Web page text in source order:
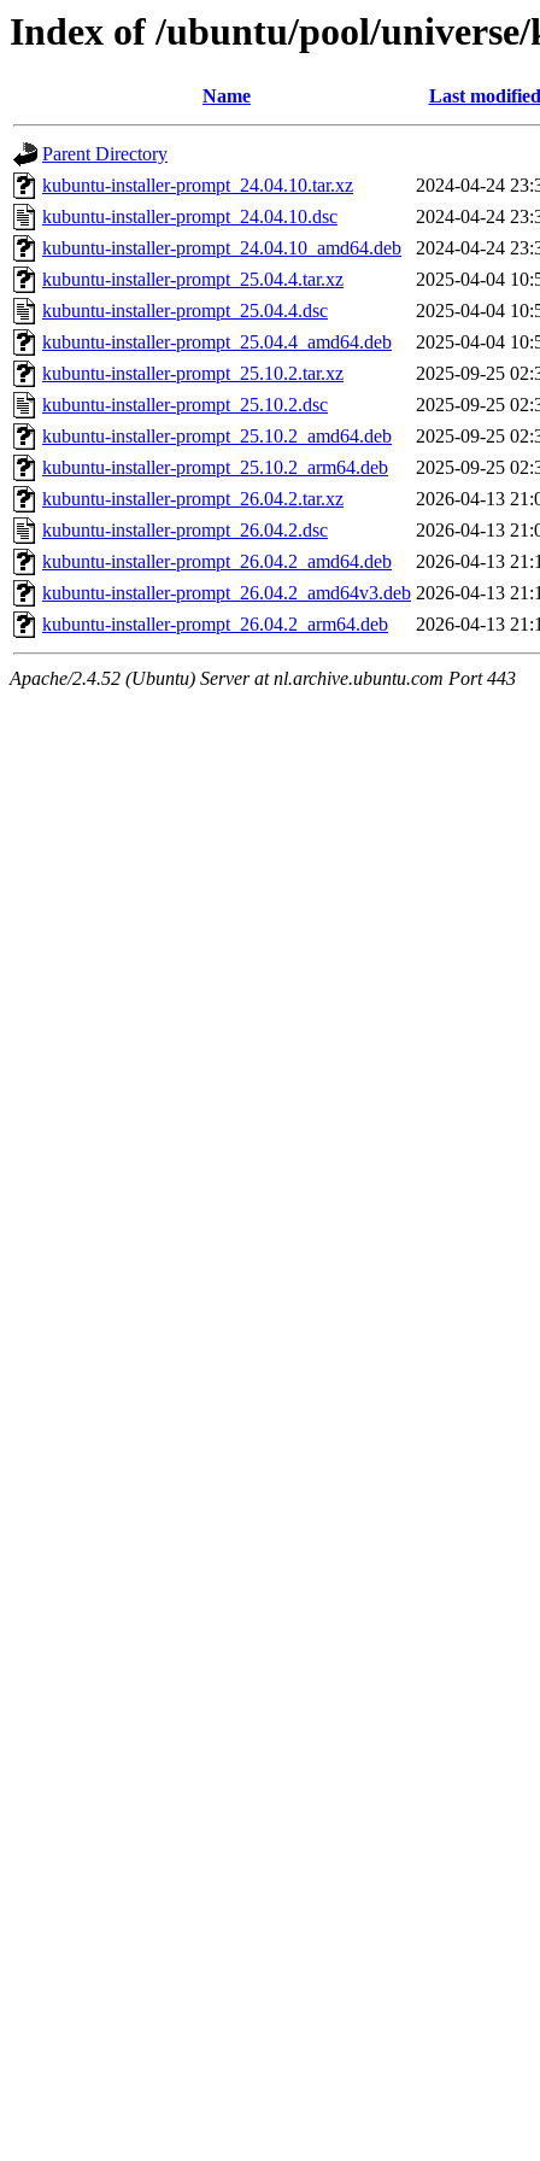
Index of /ubuntu/pool/
Name Last modified
Parent Directory
kubuntu-installer-prompt_24.04.10.tar.xz
2024-04-24
kubuntu-installer-prompt_24.04.10.dsc
2024-04-24
kubuntu-installer-prompt_24.04.10_amd64.deb
2024-04-24
kubuntu-installer-prompt_25.04.4.tar.xz
2025-04-04
kubuntu-installer-prompt_25.04.4.dsc
2025-04-04
kubuntu-installer-prompt_25.04.4_amd64.deb
2025-04-04
kubuntu-installer-prompt_25.10.2.tar.xz
2025-09-25
kubuntu-installer-prompt_25.10.2.dsc
2025-09-25
kubuntu-installer-prompt_25.10.2_amd64.deb
2025-09-25
kubuntu-installer-prompt_25.10.2_arm64.deb
2025-09-25
kubuntu-installer-prompt_26.04.2.tar.xz
2026-04-13
kubuntu-installer-prompt_26.04.2.dsc
2026-04-13
kubuntu-installer-prompt_26.04.2_amd64.deb
2026-04-13
kubuntu-installer-prompt_26.04.2_amd64v3.deb 2026-04-13
kubuntu-installer-prompt_26.04.2_arm64.deb
2026-04-13
Apache/2.4.52 (Ubuntu) Server at nl.archive.ubuntu.com Port 443